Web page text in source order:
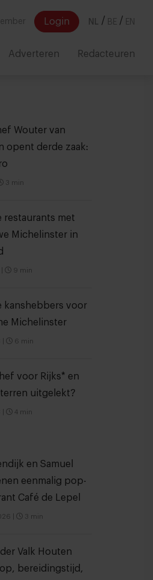
Login NL / BE / EN
Adverteren Redacteuren
Wouter van
opent derde zaak:
3 min
restaurants met
Michelinster in
9 min
kanshebbers voor
Michelinster
6 min
voor Rijks* en
uitgelekt?
4 min
en Samuel
eenmalig pop-
Café de Lepel
3 min
Valk Houten
bereidingstijd,